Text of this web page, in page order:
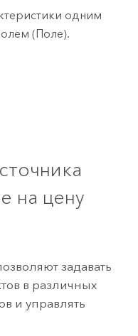
одним
(Поле).
на цену
задавать
в различных
и управлять